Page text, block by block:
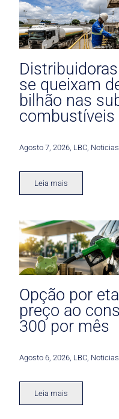
se queixam
bilhão nas
combustíveis
Agosto 7, 2026 LBC
Leia mais
Opção por
preço ao
300 por mês
Agosto 6, 2026 LBC
Leia mais